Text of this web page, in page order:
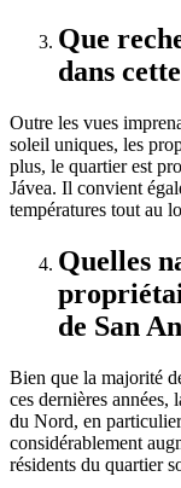
Que
dans
Outre les vues
soleil uniques, les
plus, le quartier est
Jávea. Il convient
températures tout au
Quelles
de San
Bien que la majorité
ces dernières années,
du Nord, en
considérablement
résidents du quartier